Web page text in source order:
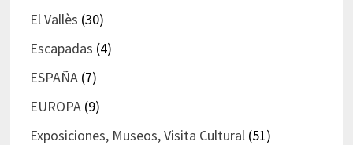
El Vallès (30)
Escapadas (4)
ESPAÑA(7)
EUROPA(9)
Exposiciones, Museos, Visita Cultural(51)